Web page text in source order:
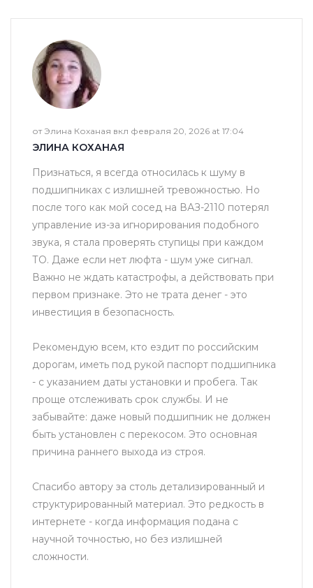
от Элина Коханая вкл февраля 20, 2026 at 17:04
ЭЛИНА КОХАНАЯ
Признаться, я всегда относилась к шуму в
подшипниках с излишней тревожностью. Но
после того как мой сосед на ВАЗ-2110 потерял
управление из-за игнорирования подобного
звука, я стала проверять ступицы при каждом
ТО. Даже если нет люфта - шум уже сигнал.
Важно не ждать катастрофы, а действовать при
первом признаке. Это не трата денег - это
инвестиция в безопасность.
Рекомендую всем, кто ездит по российским
дорогам, иметь под рукой паспорт подшипника
- с указанием даты установки и пробега. Так
проще отслеживать срок службы. И не
забывайте: даже новый подшипник не должен
быть установлен с перекосом. Это основная
причина раннего выхода из строя.
Спасибо автору за столь детализированный и
структурированный материал. Это редкость в
интернете - когда информация подана с
научной точностью, но без излишней
сложности.